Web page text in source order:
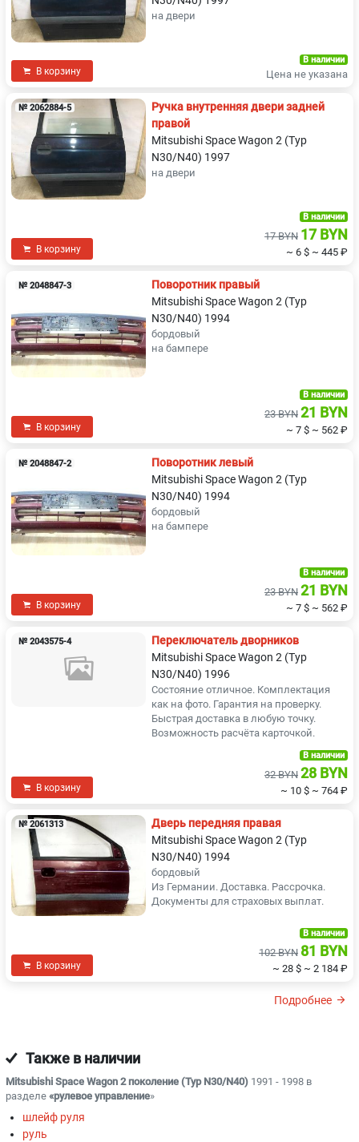
на двери
В корзину
В наличии
Цена не указана
№ 2062884-5
Ручка внутренняя двери задней
правой
Mitsubishi Space Wagon 2 (Typ
N30/N40) 1997
на двери
В корзину
В наличии
17 BYN 17 BYN
~ 6 $ ~ 445 ₽
№ 2048847-3
Поворотник правый
Mitsubishi Space Wagon 2 (Typ
N30/N40) 1994
бордовый
на бампере
В корзину
В наличии
23 BYN 21 BYN
~ 7 $ ~ 562 ₽
№ 2048847-2
Поворотник левый
Mitsubishi Space Wagon 2 (Typ
N30/N40) 1994
бордовый
на бампере
В корзину
В наличии
23 BYN 21 BYN
~ 7 $ ~ 562 ₽
№ 2043575-4
Переключатель дворников
Mitsubishi Space Wagon 2 (Typ
N30/N40) 1996
Состояние отличное. Комплектация
как на фото. Гарантия на проверку.
Быстрая доставка в любую точку.
Возможность расчёта карточкой.
В корзину
В наличии
32 BYN 28 BYN
~ 10 $ ~ 764 ₽
№ 2061313
Дверь передняя правая
Mitsubishi Space Wagon 2 (Typ
N30/N40) 1994
бордовый
Из Германии. Доставка. Рассрочка.
Документы для страховых выплат.
В корзину
В наличии
102 BYN 81 BYN
~ 28 $ ~ 2 184 ₽
Подробнее
Также в наличии
Mitsubishi Space Wagon 2 поколение (Typ N30/N40) 1991 - 1998 в
разделе «рулевое управление»
шлейф руля
руль